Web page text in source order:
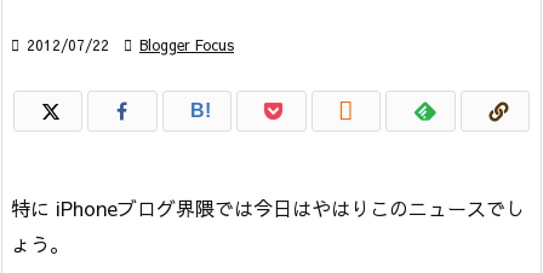
 2012/07/22  Blogger Focus
B! 
特に iPhoneブログ界隈では今日はやはりこのニュースでし
ょう。